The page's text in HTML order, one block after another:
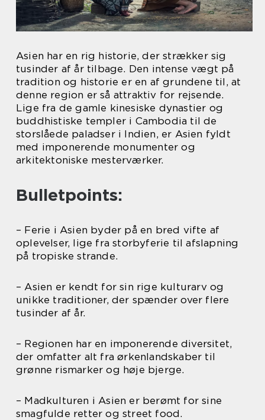
Asien har en rig historie, der strækker sig
tusinder af år tilbage. Den intense vægt på
tradition og historie er en af grundene til, at
denne region er så attraktiv for rejsende.
Lige fra de gamle kinesiske dynastier og
buddhistiske templer i Cambodia til de
storslåede paladser i Indien, er Asien fyldt
med imponerende monumenter og
arkitektoniske mesterværker.
Bulletpoints:
– Ferie i Asien byder på en bred vifte af
oplevelser, lige fra storbyferie til afslapning
på tropiske strande.
– Asien er kendt for sin rige kulturarv og
unikke traditioner, der spænder over flere
tusinder af år.
– Regionen har en imponerende diversitet,
der omfatter alt fra ørkenlandskaber til
grønne rismarker og høje bjerge.
– Madkulturen i Asien er berømt for sine
smagfulde retter og street food.